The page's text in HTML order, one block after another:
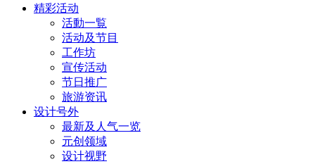
精彩活动
活動一覧
活动及节目
工作坊
宣传活动
节日推广
旅游资讯
设计号外
最新及人气一览
元创领域
设计视野